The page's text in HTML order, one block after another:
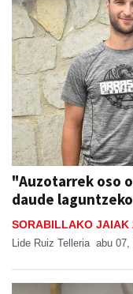
"Auzotarrek oso
daude
SORABILLAKO JAIAK
Lide Ruiz Telleria abu 07,